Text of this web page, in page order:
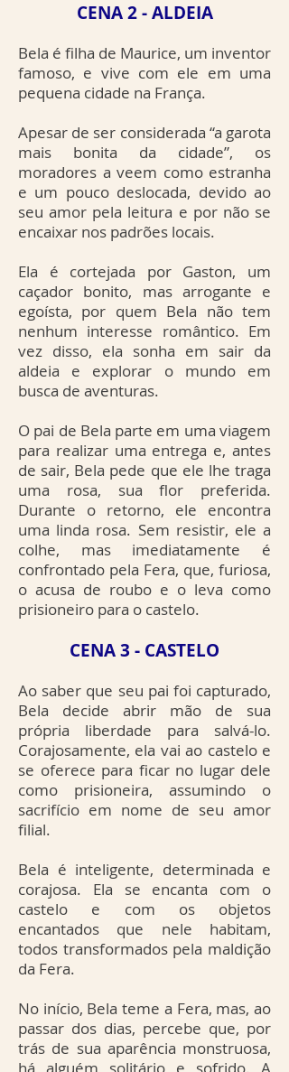
CENA 2 - ALDEIA
Bela é filha de Maurice, um inventor
famoso, e vive com ele em uma
pequena cidade na França.
Apesar de ser considerada “a garota
mais bonita da cidade”, os
moradores a veem como estranha
e um pouco deslocada, devido ao
seu amor pela leitura e por não se
encaixar nos padrões locais.
Ela é cortejada por Gaston, um
caçador bonito, mas arrogante e
egoísta, por quem Bela não tem
nenhum interesse romântico. Em
vez disso, ela sonha em sair da
aldeia e explorar o mundo em
busca de aventuras.
O pai de Bela parte em uma viagem
para realizar uma entrega e, antes
de sair, Bela pede que ele lhe traga
uma rosa, sua flor preferida.
Durante o retorno, ele encontra
uma linda rosa. Sem resistir, ele a
colhe, mas imediatamente é
confrontado pela Fera, que, furiosa,
o acusa de roubo e o leva como
prisioneiro para o castelo.
CENA 3 - CASTELO
Ao saber que seu pai foi capturado,
Bela decide abrir mão de sua
própria liberdade para salvá-lo.
Corajosamente, ela vai ao castelo e
se oferece para ficar no lugar dele
como prisioneira, assumindo o
sacrifício em nome de seu amor
filial.
Bela é inteligente, determinada e
corajosa. Ela se encanta com o
castelo e com os objetos
encantados que nele habitam,
todos transformados pela maldição
da Fera.
No início, Bela teme a Fera, mas, ao
passar dos dias, percebe que, por
trás de sua aparência monstruosa,